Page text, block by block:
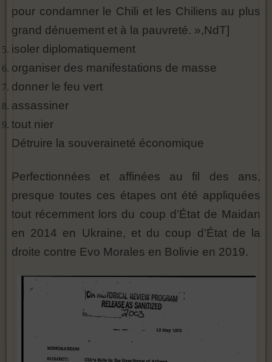
pour condamner le Chili et les Chiliens au plus
grand dénuement et à la pauvreté. »,NdT]
isoler diplomatiquement
organiser des manifestations de masse
donner le feu vert
assassiner
tout nier
Détruire la souveraineté économique
Perfectionnées et affinées au fil des ans,
presque toutes ces étapes ont été appliquées
tout récemment lors du coup d’État de Maidan
en 2014 en Ukraine, et du coup d’État de la
droite contre Evo Morales en Bolivie en 2019.